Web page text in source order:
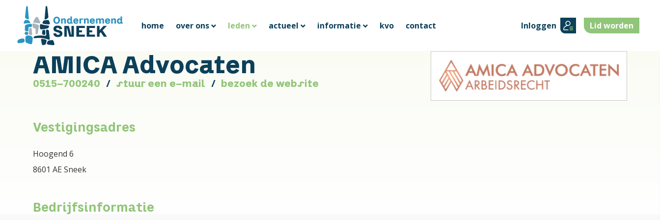
home over ons leden actueel informatie kvo contact Inloggen Lid worden
AMICA Advocaten
0515-700240 stuur een e-mail bezoek de website
Vestigingsadres
Hoogend 6
8601 AE Sneek
Bedrijfsinformatie